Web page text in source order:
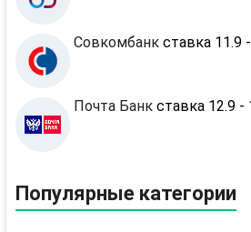
Совкомбанк ставка 11.9
Почта Банк ставка 12.9 -
Популярные категории